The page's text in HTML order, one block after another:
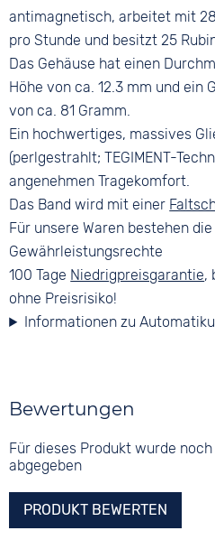
antimagnetisch, arbeitet mit
pro Stunde und besitzt 25
Das Gehäuse hat einen
Höhe von ca. 12.3 mm und ein
von ca. 81 Gramm.
Ein hochwertiges, massives
(perlgestrahlt; TEGIMENT-
angenehmen Tragekomfort.
Das Band wird mit einer
Für unsere Waren bestehen
Gewährleistungsrechte
100 Tage Niedrigpreisgarantie,
ohne Preisrisiko!
Informationen zu
Bewertungen
Für dieses Produkt wurde
abgegeben
PRODUKT BEWERTEN